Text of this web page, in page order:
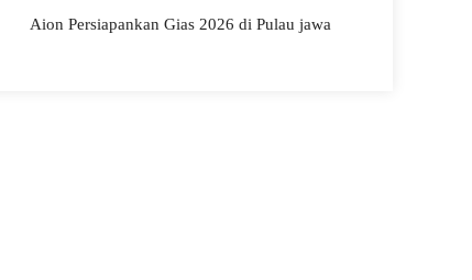
Aion Persiapankan Gias 2026 di Pulau jawa